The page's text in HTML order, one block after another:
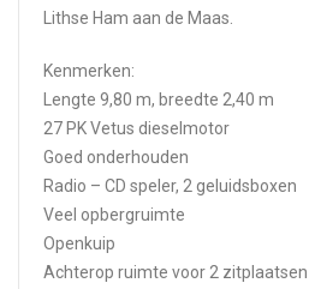
Lithse Ham aan de Maas.
Kenmerken:
Lengte 9,80 m, breedte 2,40 m
27 PK Vetus dieselmotor
Goed onderhouden
Radio – CD speler, 2 geluidsboxen
Veel opbergruimte
Openkuip
Achterop ruimte voor 2 zitplaatsen